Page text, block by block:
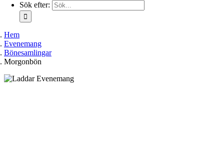
Sök efter:
Hem
Evenemang
Bönesamlingar
Morgonbön